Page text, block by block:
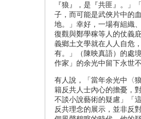
『狼』，是『共匪』。」
子，而可能是武俠片中的
地。」幸好，一場有組織
復觀與鄭學稼等人的仗義
義鄉土文學就在人人自危
有。」（陳映真語）的處
作家」的余光中留下永世
有人說，「當年余光中〈
籍反共人士內心的擔憂，
不談小說藝術的疑慮」「
反共理念的展示，並非反